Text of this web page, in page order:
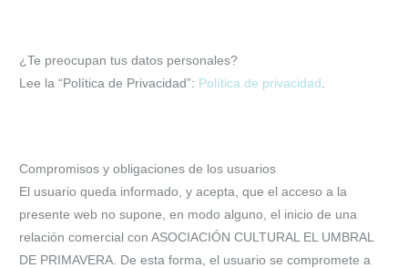
¿Te preocupan tus datos personales?
Lee la “Política de Privacidad”: Política de privacidad .
Compromisos y obligaciones de los usuarios
El usuario queda informado, y acepta, que el acceso a la
presente web no supone, en modo alguno, el inicio de una
relación comercial con ASOCIACIÓN CULTURAL EL UMBRAL
DE PRIMAVERA. De esta forma, el usuario se compromete a